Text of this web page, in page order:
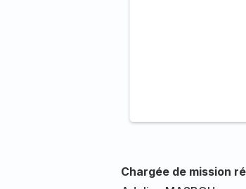
Chargée de mission